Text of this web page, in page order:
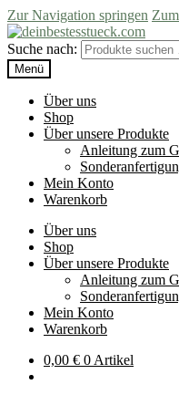
Zur Navigation springen
Suche nach:
Menü
Über uns
Shop
Über unsere Produkte
Anleitung zum
Mein Konto
Warenkorb
Über uns
Shop
Über unsere Produkte
Anleitung zum
Mein Konto
Warenkorb
0,00 € 0 Artikel